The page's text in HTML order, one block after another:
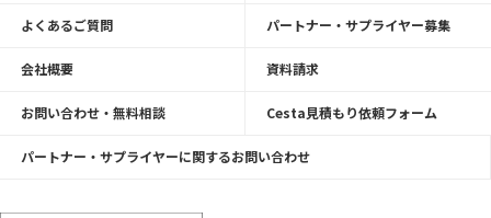
よくあるご質問 パートナー・サプライヤー募集
会社概要 資料請求
お問い合わせ・無料相談 Cesta見積もり依頼フォーム
パートナー・サプライヤーに関するお問い合わせ